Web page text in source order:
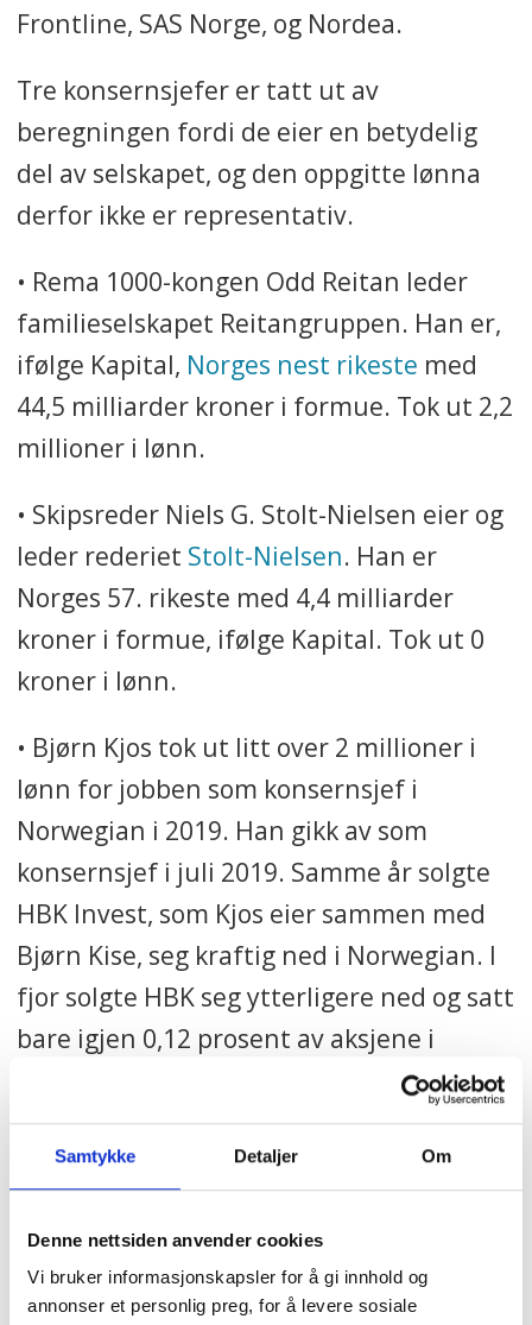
Samtykke Detaljer Om
Denne nettsiden anvender cookies
Vi bruker informasjonskapsler for å gi innhold og
annonser et personlig preg, for å levere sosiale
Frontline, SAS Norge, og Nordea.
Tre konsernsjefer er tatt ut av
beregningen fordi de eier en betydelig
del av selskapet, og den oppgitte lønna
derfor ikke er representativ.
• Rema 1000-kongen Odd Reitan leder
familieselskapet Reitangruppen. Han er,
ifølge Kapital, Norges nest rikeste med
44,5 milliarder kroner i formue. Tok ut 2,2
millioner i lønn.
• Skipsreder Niels G. Stolt-Nielsen eier og
leder rederiet Stolt-Nielsen. Han er
Norges 57. rikeste med 4,4 milliarder
kroner i formue, ifølge Kapital. Tok ut 0
kroner i lønn.
• Bjørn Kjos tok ut litt over 2 millioner i
lønn for jobben som konsernsjef i
Norwegian i 2019. Han gikk av som
konsernsjef i juli 2019. Samme år solgte
HBK Invest, som Kjos eier sammen med
Bjørn Kise, seg kraftig ned i Norwegian. I
fjor solgte HBK seg ytterligere ned og satt
bare igjen 0,12 prosent av aksjene i
Dagens Næringsliv.
Kjos var i 2018 Norges 68. rikeste med 3,8
milliarder kroner i formue. I 2019 var han
nummer 183 på Kapitals riking-liste og
formuen halvert fra året før. I 2020 falt
han helt ut av lista.